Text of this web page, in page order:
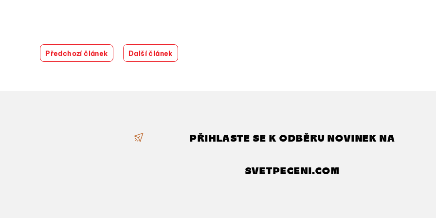
Předchozí článek Další článek
PŘIHLASTE SE K ODBĚRU NOVINEK NA
SVETPECENI.COM